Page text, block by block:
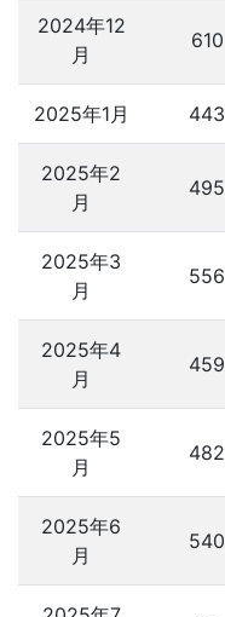
2024年12
月
610
2025年1月 443
2025年2
月
495
2025年3
月
556
2025年4
月
459
2025年5
月
482
2025年6
月
540